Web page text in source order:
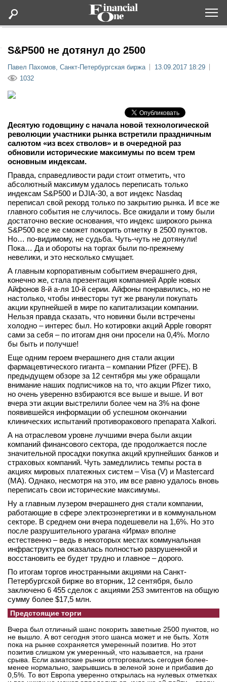
Lifestyle
Мероприятия
Новости
Интервью
вконтакте
телеграм
Стать автором
Вход
S&P500 не дотянул до 2500
Павел Пахомов, Санкт-Петербургская биржа
13.09.2017 18:29
1032
Десятую годовщину с начала новой технологической
революции участники рынка встретили праздничным
салютом «из всех стволов» и в очередной раз
обновили исторические максимумы по всем трем
основным индексам.
Правда, справедливости ради стоит отметить, что
абсолютный максимум удалось переписать только
индексам S&P500 и DJIA-30, а вот индекс Nasdaq
переписал свой рекорд только по закрытию рынка. И все же
главного события не случилось. Все ожидали и тому были
достаточно веские основания, что индекс широкого рынка
S&P500 все же сможет покорить отметку в 2500 пунктов.
Но… по-видимому, не судьба. Чуть-чуть не дотянули!
Пока… Да и обороты на торгах были по-прежнему
невелики, и это несколько смущает.
А главным корпоративным событием вчерашнего дня,
конечно же, стала презентация компанией Apple новых
Айфонов 8-й а-ля 10-й серии. Айфоны понравились, но не
настолько, чтобы инвесторы тут же рванули покупать
акции крупнейшей в мире по капитализации компании.
Нельзя правда сказать, что новинки были встречены
холодно – интерес был. Но котировки акций Apple говорят
сами за себя – по итогам дня они просели на 0,4%. Могло
бы быть и получше!
Еще одним героем вчерашнего дня стали акции
фармацевтического гиганта – компании Pfizer (PFE). В
предыдущем обзоре за 12 сентября мы уже обращали
внимание наших подписчиков на то, что акции Pfizer тихо,
но очень уверенно взбираются все выше и выше. И вот
вчера эти акции выстрелили более чем на 3% на фоне
появившейся информации об успешном окончании
клинических испытаний противоракового препарата Xalkori.
А на отраслевом уровне лучшими вчера были акции
компаний финансового сектора, где продолжается после
значительной просадки покупка акций крупнейших банков и
страховых компаний. Чуть замедлились темпы роста в
акциях мировых платежных систем – Visa (V) и Mastercard
(MA). Однако, несмотря на это, им все равно удалось вновь
переписать свои исторические максимумы.
Ну а главным лузером вчерашнего дня стали компании,
работающие в сфере электроэнергетики и в коммунальном
секторе. В среднем они вчера подешевели на 1,6%. Но это
после разрушительного урагана «Ирма» вполне
естественно – ведь в некоторых местах коммунальная
инфраструктура оказалась полностью разрушенной и
восстановить ее будет трудно и главное – дорого.
По итогам торгов иностранными акциями на Санкт-
Петербургской бирже во вторник, 12 сентября, было
заключено 6 455 сделок с акциями 253 эмитентов на общую
сумму более $17,5 млн.
Предстоящие торги
Вчера был отличный шанс покорить заветные 2500 пунктов, но
не вышло. А вот сегодня этого шанса может и не быть. Хотя
пока на рынке сохраняется умеренный позитив. Но этот
позитив слишком уж умеренный, что называется, на грани
срыва. Если азиатские рынки отторговались сегодня более-
менее нормально, закрывшись в зеленой зоне и прибавив до
0,5%. То вот Европа уверенно открылась на нулевых отметках